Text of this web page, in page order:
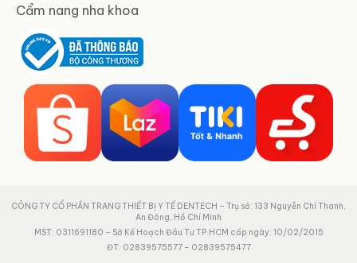
Cẩm nang nha khoa
CÔNG TY CỔ PHẦN TRANG THIẾT BỊ Y TẾ DENTECH – Trụ sở: 133 Nguyễn Chí Thanh,
An Đông, Hồ Chí Minh
MST: 0311691180 – Sở Kế Hoạch Đầu Tư TP.HCM cấp ngày: 10/02/2015
ĐT: 02839575577 – 02839575477